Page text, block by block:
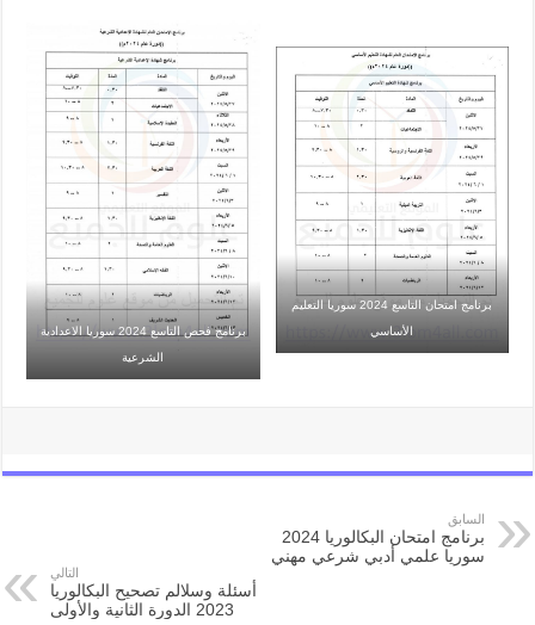
برنامج امتحان التاسع 2024 سوريا التعليم
الأساسي
برنامج فحص التاسع 2024 سوريا الاعدادية
الشرعية
السابق
برنامج امتحان البكالوريا 2024
سوريا علمي أدبي شرعي مهني
التالي
أسئلة وسلالم تصحيح البكالوريا
2023 الدورة الثانية والأولى